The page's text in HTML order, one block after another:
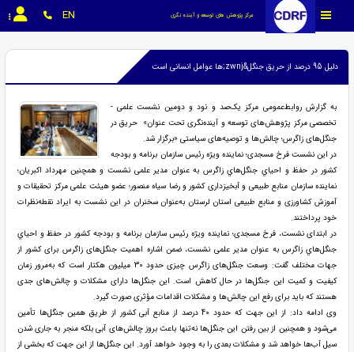
مرکز پژوهش های توسعه و آینده نگری EN
دلیل 95 درصد از حریق جنگل&zwnj;ها عوامل انسانی است
به گزارش روابط‌عمومی مرکز یک‌صد و نود و دومین نشست علمی -
تخصصی مرکز پژوهش‌های توسعه و آینده‌نگری تحت عنوان» حریق در
جنگل‌های زاگرس؛ چالش‌ها و توصیه‌های سیاستی «برگزار شد.
در این نشست فرخ مسجدی؛ نماينده ويژه رئيس سازمان برنامه و بودجه
کشور در حفظ و احياي جنگل‌هاي زاگرس به عنوان مدیر علمی نشست و همچنین مهرداد اکبریان؛
نماینده سازمان منابع طبیعی و آبخیزداری کشور و رضا سیاه منصور؛ عضو هیئت علمی مرکز تحقیقات و
آموزش کشاورزی و منابع طبیعی استان لرستان به‌‌عنوان سخنران در این نشست به ایراد نقطه‌نظرات
خود پرداختند.
در ابتدای نشست، فرخ مسجدی؛ نماينده ويژه رئيس سازمان برنامه و بودجه کشور در حفظ و احياي
جنگل‌هاي زاگرس به عنوان مدیر علمی نشست، ضمن اشاره اهمیت جنگل‌های زاگرس برای کشور از
جهات مختلف گفت: وسعت جنگل‌های زاگرس چیزی حدود 30 میلیون هکتار است که به‌مرور زمان
کیفیت و کمیت این جنگل‌ها در حال کاهش است. این جنگل‌ها دارای مشکلات و چالش‌های جدی
هستند که باید برای رفع این چالش‌ها و مشکلات اقدامات مؤثری صورت گیرد.
وی ادامه داد: از این جهت که حدود 40 درصد از منابع آبی کشور از طریق همین جنگل‌ها تأمین
می‌شود و همچنین از بین رفتن این جنگل‌ها نه‌تنها باعث بروز چالش‌های آبی بلکه منجر به جاری شدن
سیل آب‌ها خواهد شد و مشکلات بعدی را به وجود خواهد آورد. این جنگل‌ها از این جهت که بخشی از